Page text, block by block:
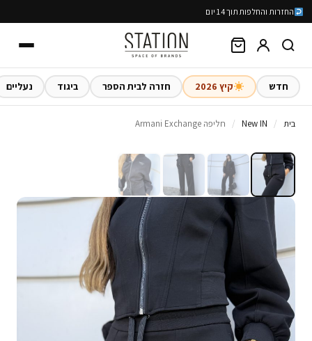
החזרות והחלפות תוך 14 יום
חדש קיץ 2026 חזרה לבית הספר ביגוד נעליים
בית /
New IN
/ חליפה Armani Exchange